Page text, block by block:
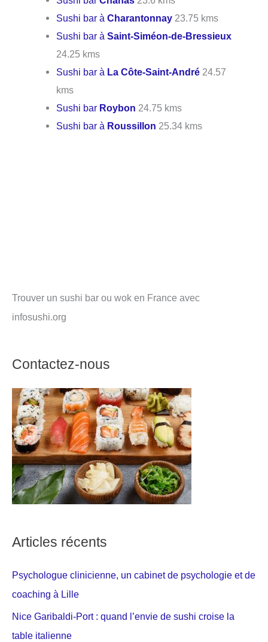
Sushi bar àCharantonnay 23.75 kms
Sushi bar àSaint-Siméon-de-Bressieux
24.25 kms
Sushi bar à La Côte-Saint-André 24.57
kms
Sushi bar Roybon 24.75 kms
Sushi bar à Roussillon 25.34 kms
Trouver un sushi bar ou wok en France avec
infosushi.org
Contactez-nous
Articles récents
Psychologue clinicienne, un cabinet de psychologie et de
coaching à Lille
Nice Garibaldi-Port : quand l’envie de sushi croise la
table italienne